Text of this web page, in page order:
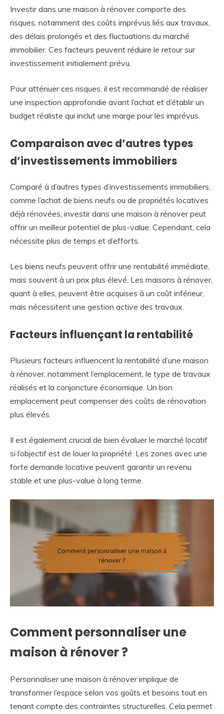
Investir dans une maison à rénover comporte des
risques, notamment des coûts imprévus liés aux travaux,
des délais prolongés et des fluctuations du marché
immobilier. Ces facteurs peuvent réduire le retour sur
investissement initialement prévu.
Pour atténuer ces risques, il est recommandé de réaliser
une inspection approfondie avant l’achat et d’établir un
budget réaliste qui inclut une marge pour les imprévus.
Comparaison avec d’autres types
d’investissements immobiliers
Comparé à d’autres types d’investissements immobiliers,
comme l’achat de biens neufs ou de propriétés locatives
déjà rénovées, investir dans une maison à rénover peut
offrir un meilleur potentiel de plus-value. Cependant, cela
nécessite plus de temps et d’efforts.
Les biens neufs peuvent offrir une rentabilité immédiate,
mais souvent à un prix plus élevé. Les maisons à rénover,
quant à elles, peuvent être acquises à un coût inférieur,
mais nécessitent une gestion active des travaux.
Facteurs influençant la rentabilité
Plusieurs facteurs influencent la rentabilité d’une maison
à rénover, notamment l’emplacement, le type de travaux
réalisés et la conjoncture économique. Un bon
emplacement peut compenser des coûts de rénovation
plus élevés.
Il est également crucial de bien évaluer le marché locatif
si l’objectif est de louer la propriété. Les zones avec une
forte demande locative peuvent garantir un revenu
stable et une plus-value à long terme.
Comment personnaliser une
maison à rénover ?
Personnaliser une maison à rénover implique de
transformer l’espace selon vos goûts et besoins tout en
tenant compte des contraintes structurelles. Cela permet